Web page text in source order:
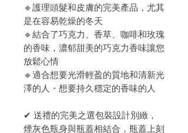
🔹護理頭髮和皮膚的完美產品，尤其
是在容易乾燥的冬天
🔹結合了巧克力、香草、咖啡和玫瑰
的香味，濃郁甜美的巧克力香味讓您
放鬆心情
🔹適合想要光滑輕盈的質地和清新光
澤的人・想要持久穩定的香味的人
✔ 送禮的完美之選包裝設計別緻，
煙灰色瓶身與瓶蓋相結合，瓶蓋上刻